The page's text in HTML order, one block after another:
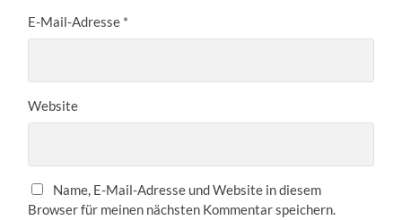
E-Mail-Adresse *
Website
Name, E-Mail-Adresse und Website in diesem
Browser für meinen nächsten Kommentar speichern.